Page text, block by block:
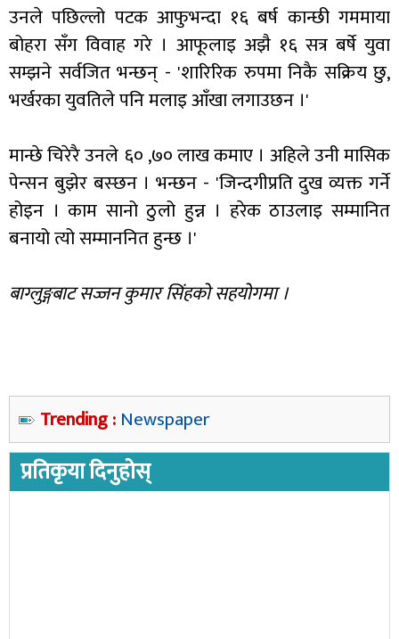
उनले पछिल्लो पटक आफुभन्दा १६ बर्ष कान्छी गममाया
बोहरा सँग विवाह गरे । आफूलाइ अझै १६ सत्र बर्षे युवा
सम्झने सर्वजित भन्छन् - 'शारिरिक रुपमा निकै सक्रिय छु,
भर्खरका युवतिले पनि मलाइ आँखा लगाउछन ।'
मान्छे चिरेरै उनले ६० ,७० लाख कमाए । अहिले उनी मासिक
पेन्सन बुझेर बस्छन । भन्छन - 'जिन्दगीप्रति दुख व्यक्त गर्ने
होइन । काम सानो ठुलो हुन्न । हरेक ठाउलाइ सम्मानित
बनायो त्यो सम्माननित हुन्छ ।'
बाग्लुङ्गबाट सज्जन कुमार सिंहको सहयोगमा ।
Trending : Newspaper
प्रतिकृया दिनुहोस्